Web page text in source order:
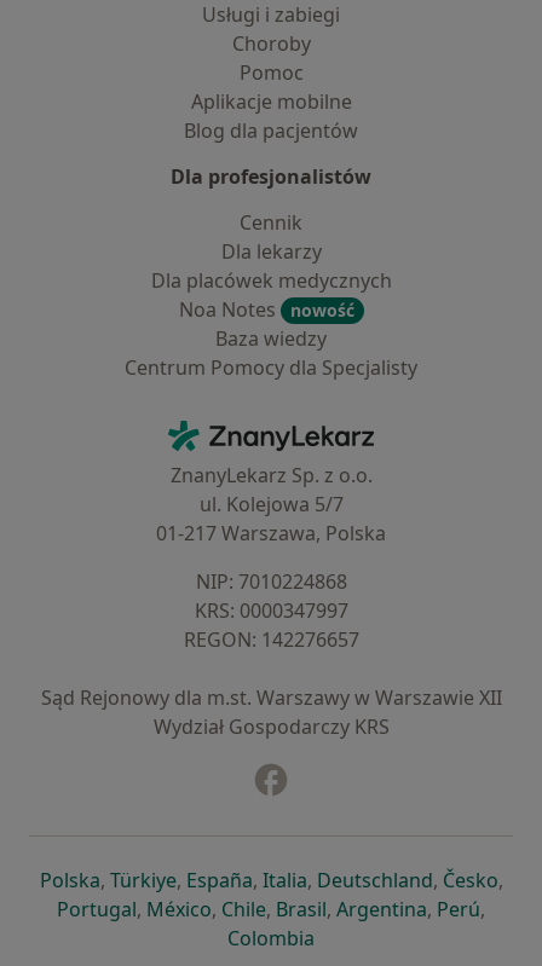
Usługi i zabiegi
Choroby
Pomoc
Aplikacje mobilne
Blog dla pacjentów
Dla profesjonalistów
Cennik
Dla lekarzy
Dla placówek medycznych
Noa Notes
nowość
Baza wiedzy
Centrum Pomocy dla Specjalisty
ZnanyLekarz - Strona główna
ZnanyLekarz Sp. z o.o.
ul. Kolejowa 5/7
01-217 Warszawa, Polska
NIP: ⁠7010224868
KRS: ⁠0000347997
REGON: ⁠142276657
Sąd Rejonowy dla m.st. Warszawy w Warszawie XII
Wydział Gospodarczy KRS
Polskaotwiera się w nowej karcie
, Türkiyeotwiera się w nowej karcie
, Españaotwiera się w nowej karcie
, Italiaotwiera się w nowej
, Deutschlandotwiera się
, Česko,
Portugalotwiera się w nowej karcie
, Méxicootwiera się w nowej karcie
, Chileotwiera się w nowej karcie
, Brasilotwiera się w nowej
, Argentinaotwiera się
, Perú,
Colombia